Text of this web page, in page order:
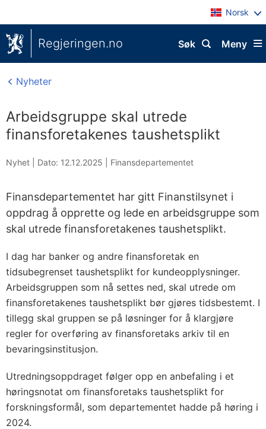
Norsk
Regjeringen.no Meny
Søk
Nyheter
Arbeidsgruppe skal utrede
finansforetakenes taushetsplikt
Nyhet | Dato: 12.12.2025 Finansdepartementet
Finansdepartementet har gitt Finanstilsynet i
oppdrag å opprette og lede en arbeidsgruppe som
skal utrede finansforetakenes taushetsplikt.
I dag har banker og andre finansforetak en
tidsubegrenset taushetsplikt for kundeopplysninger.
Arbeidsgruppen som nå settes ned, skal utrede om
finansforetakenes taushetsplikt bør gjøres tidsbestemt. I
tillegg skal gruppen se på løsninger for å klargjøre
regler for overføring av finansforetaks arkiv til en
bevaringsinstitusjon.
Utredningsoppdraget følger opp en anbefaling i et
høringsnotat om finansforetaks taushetsplikt for
forskningsformål, som departementet hadde på høring i
2024.